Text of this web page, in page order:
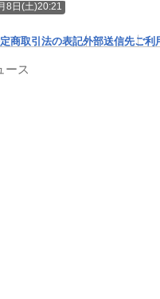
8日(土)20:21
商取引法の表記外部送信先ご利
ース